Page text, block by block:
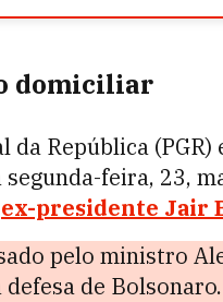
domiciliar
da República
segunda-feira, 23,
ex-presidente Jair
pelo ministro
de Bolsonaro.